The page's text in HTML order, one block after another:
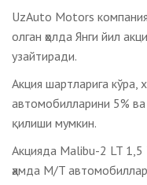
UzAuto Motors
олган ҳолда Янги йил
узайтиради.
Акция шартларига кўра,
автомобилларини 5%
қилиши мумкин.
Акцияда Malibu-2 LT 1,5
ҳамда M/T